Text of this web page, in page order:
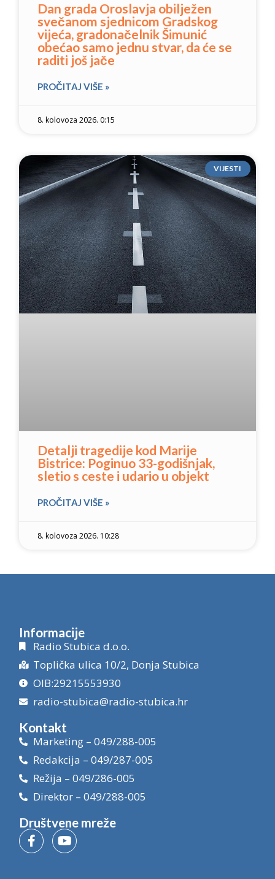
Dan grada Oroslavja obilježen
svečanom sjednicom Gradskog
vijeća, gradonačelnik Šimunić
obećao samo jednu stvar, da će se
raditi još jače
PROČITAJ VIŠE »
8. kolovoza 2026. 0:15
VIJESTI
Detalji tragedije kod Marije
Bistrice: Poginuo 33-godišnjak,
sletio s ceste i udario u objekt
PROČITAJ VIŠE »
8. kolovoza 2026. 10:28
Informacije
Radio Stubica d.o.o.
Toplička ulica 10/2, Donja Stubica
OIB:29215553930
radio-stubica@radio-stubica.hr
Kontakt
Marketing – 049/288-005
Redakcija – 049/287-005
Režija – 049/286-005
Direktor – 049/288-005
Društvene mreže